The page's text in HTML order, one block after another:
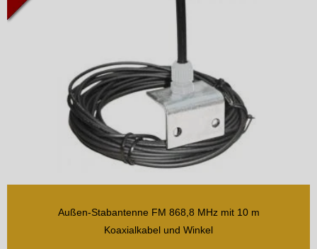
Außen-Stabantenne FM 868,8 MHz mit 10 m
Koaxialkabel und Winkel